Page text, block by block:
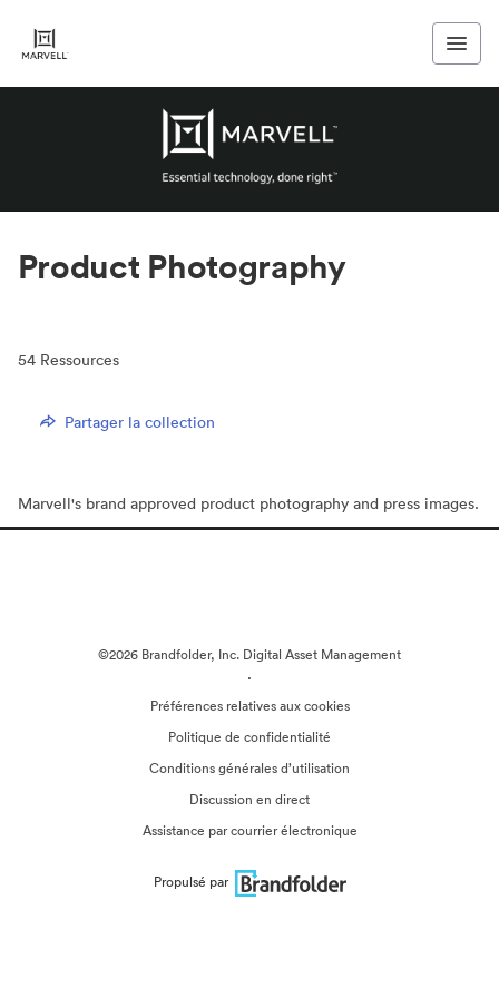
Product Photography
54 Ressources
Partager la collection
Marvell's brand approved product photography and press images.
©2026 Brandfolder, Inc. Digital Asset Management
·
Préférences relatives aux cookies
Politique de confidentialité
Conditions générales d’utilisation
Discussion en direct
Assistance par courrier électronique
Propulsé par